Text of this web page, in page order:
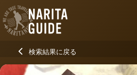
検索結果に戻る